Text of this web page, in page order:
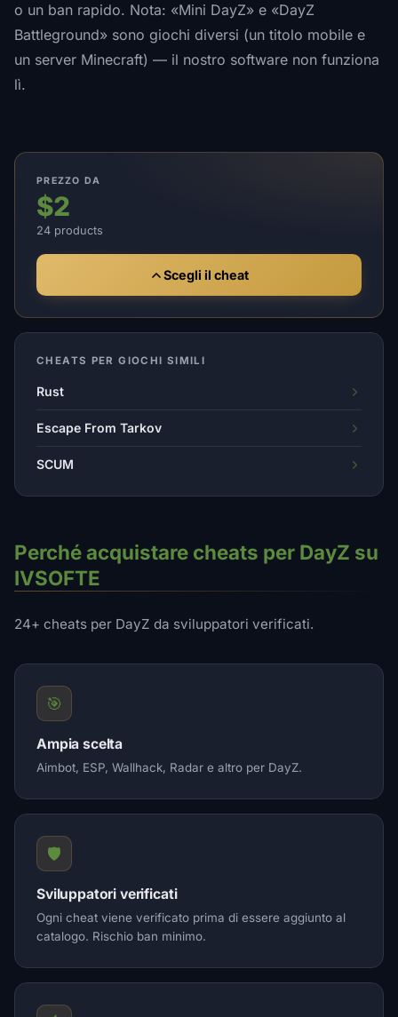
o un ban rapido. Nota: «Mini DayZ» e «DayZ
Battleground» sono giochi diversi (un titolo mobile e
un server Minecraft) — il nostro software non funziona
lì.
PREZZO DA
$2
24 products
Scegli il cheat
CHEATS PER GIOCHI SIMILI
Rust
Escape From Tarkov
SCUM
Perché acquistare cheats per DayZ su
IVSOFTE
24+ cheats per DayZ da sviluppatori verificati.
🎯
Ampia scelta
Aimbot, ESP, Wallhack, Radar e altro per DayZ.
🛡️
Sviluppatori verificati
Ogni cheat viene verificato prima di essere aggiunto al
catalogo. Rischio ban minimo.